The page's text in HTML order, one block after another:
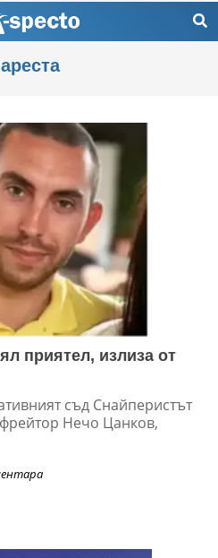
приятел, излиза от
съд Снайперистът
Нечо Цанков,